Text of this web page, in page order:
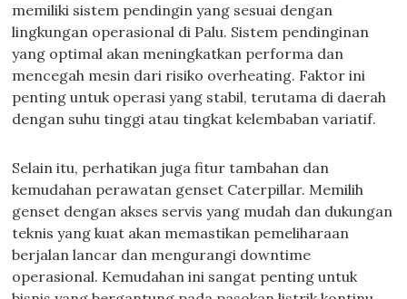
memiliki sistem pendingin yang sesuai dengan
lingkungan operasional di Palu. Sistem pendinginan
yang optimal akan meningkatkan performa dan
mencegah mesin dari risiko overheating. Faktor ini
penting untuk operasi yang stabil, terutama di daerah
dengan suhu tinggi atau tingkat kelembaban variatif.
Selain itu, perhatikan juga fitur tambahan dan
kemudahan perawatan genset Caterpillar. Memilih
genset dengan akses servis yang mudah dan dukungan
teknis yang kuat akan memastikan pemeliharaan
berjalan lancar dan mengurangi downtime
operasional. Kemudahan ini sangat penting untuk